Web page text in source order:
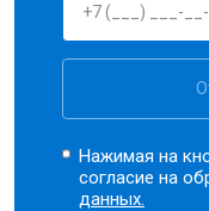
Нажимая на
согласие на
данных.